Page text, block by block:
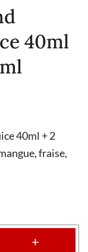
40ml
40ml + 2
fraise,
+